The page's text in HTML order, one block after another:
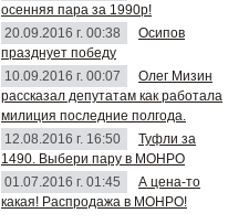
осенняя пара за 1990р!
20.09.2016 г. 00:38
Осипов
празднует победу
10.09.2016 г. 00:07
Олег Мизин
рассказал депутатам как работала
милиция последние полгода.
12.08.2016 г. 16:50
Туфли за
1490. Выбери пару в МОНРО
01.07.2016 г. 01:45
А цена-то
какая! Распродажа в МОНРО!